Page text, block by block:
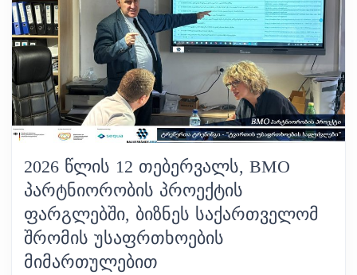
2026 ᲬᲚᲘᲡ 12 ᲗᲔᲑᲔᲠᲕᲐᲚᲡ, BMO
ᲞᲐᲠᲢᲜᲘᲝᲠᲝᲑᲘᲡ ᲞᲠᲝᲔᲥᲢᲘᲡ
ᲤᲐᲠᲒᲚᲔᲑᲨᲘ, ᲑᲘᲖᲜᲔᲡ ᲡᲐᲥᲐᲠᲗᲕᲔᲚᲝᲛ
ᲨᲠᲝᲛᲘᲡ ᲣᲡᲐᲤᲠᲗᲮᲝᲔᲑᲘᲡ
ᲛᲘᲛᲐᲠᲗᲣᲚᲔᲑᲘᲗ